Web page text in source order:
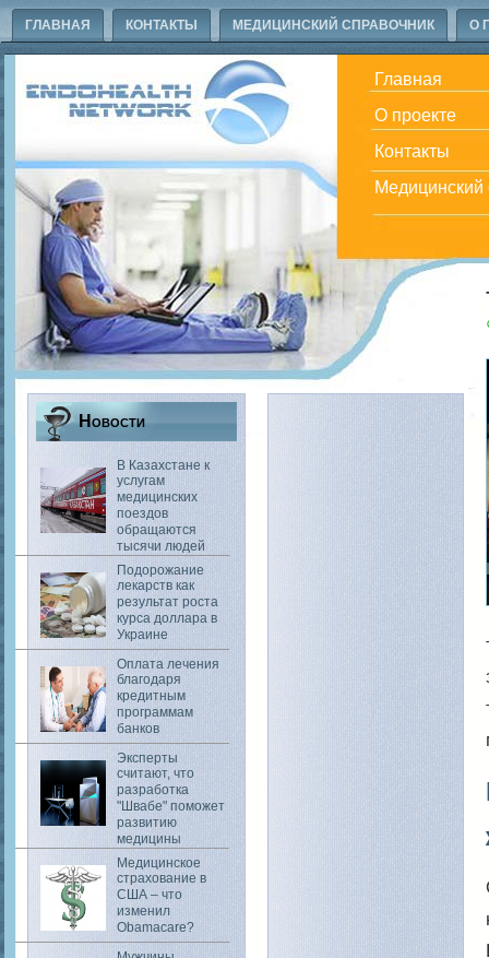
ГЛАВНАЯ КОНТАКТЫ МЕДИЦИНСКИЙ СПРАВОЧНИК О
Главная
О проекте
Контакты
Медицинский
Новости
В Казахстане к
услугам
медицинских
поездов
обращаются
тысячи людей
Подорожание
лекарств как
результат роста
курса доллара в
Украине
Оплата лечения
благодаря
кредитным
программам
банков
Эксперты
считают, что
разработка
"Швабе" поможет
развитию
медицины
Медицинское
страхование в
США – что
изменил
Obamacare?